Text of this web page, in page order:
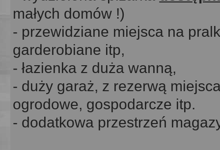
małych domów !)
- przewidziane miejsca na
garderobiane itp,
- łazienka z duża wanną,
- duży garaż, z rezerwą
ogrodowe, gospodarcze itp.
- dodatkowa przestrzeń